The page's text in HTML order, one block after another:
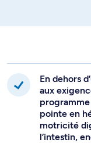
En dehors
aux
pointe en
motricité
l’intestin,